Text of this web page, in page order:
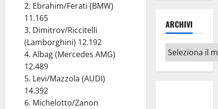
2. Ebrahim/Ferati (BMW)
11.165
3. Dimitrov/Riccitelli
(Lamborghini) 12.192
4. Albag (Mercedes AMG)
12.489
5. Levi/Mazzola (AUDI)
14.392
6. Michelotto/Zanon
ARCHIVI
Archivi